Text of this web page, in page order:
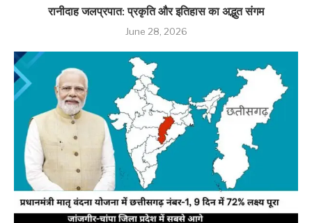
रानीदाह जलप्रपात: प्रकृति और इतिहास का अद्भुत संगम
June 28, 2026